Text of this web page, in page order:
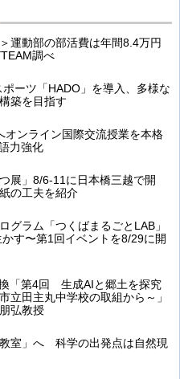
運動部の部活費は年間8.4万円
調べ
ーツ「HADO」を導入、多様な
築を目指す
ンライン国際交流授業を本格
力強化
展」8/6-11に日本橋三越で開
の工夫を紹介
グラム「つくばまるごとLAB」
す〜第1回イベントを8/29に開
「第4回 生成AIと郷土を探究
立田主丸中学校の取組から～」
弘教授
室」へ 科学の出発点は自然現